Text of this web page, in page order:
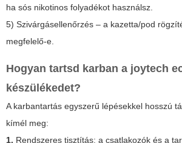
ha sós nikotinos folyadékot használsz.
5) Szivárgásellenőrzés – a kazetta/pod
megfelelő-e.
Hogyan tartsd karban a joytech
készülékedet?
A karbantartás egyszerű lépésekkel hosszú
kímél meg:
1. Rendszeres tisztítás: a csatlakozók és a